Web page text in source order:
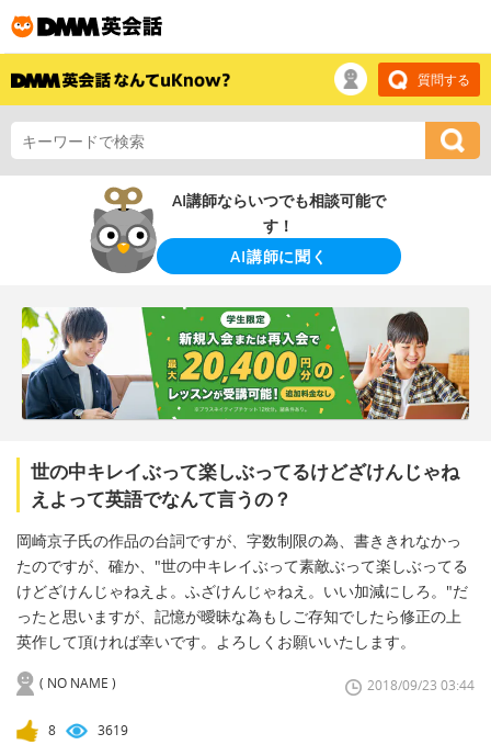
質問する
AI講師ならいつでも相談可能で
す！
AI講師に聞く
世の中キレイぶって楽しぶってるけどざけんじゃね
えよって英語でなんて言うの？
岡崎京子氏の作品の台詞ですが、字数制限の為、書ききれなかっ
たのですが、確か、"世の中キレイぶって素敵ぶって楽しぶってる
けどざけんじゃねえよ。ふざけんじゃねえ。いい加減にしろ。"だ
ったと思いますが、記憶が曖昧な為もしご存知でしたら修正の上
英作して頂ければ幸いです。よろしくお願いいたします。
( NO NAME ) 2018/09/23 03:44
8 3619